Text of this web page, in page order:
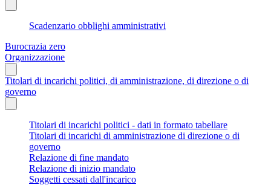
Scadenzario obblighi amministrativi
Burocrazia zero
Organizzazione
Titolari di incarichi politici, di amministrazione, di direzione o di
governo
Titolari di incarichi politici - dati in formato tabellare
Titolari di incarichi di amministrazione di direzione o di
governo
Relazione di fine mandato
Relazione di inizio mandato
Soggetti cessati dall'incarico